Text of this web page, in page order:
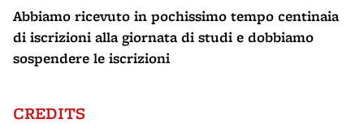
Abbiamo ricevuto in pochissimo tempo centinaia
di iscrizioni alla giornata di studi e dobbiamo
sospendere le iscrizioni
CREDITS